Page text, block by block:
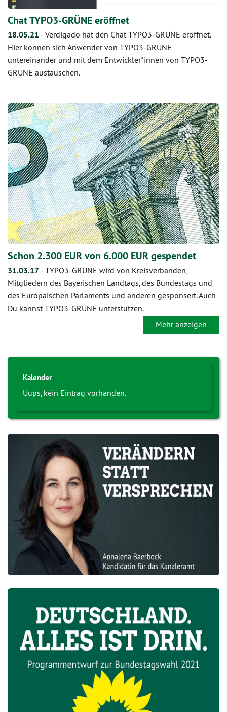
Chat TYPO3-GRÜNE eröffnet
18.05.21 - Verdigado hat den Chat TYPO3-GRÜNE eröffnet.
Hier können sich Anwender von TYPO3-GRÜNE
untereinander und mit dem Entwickler*innen von TYPO3-
GRÜNE austauschen.
Schon 2.300 EUR von 6.000 EUR gespendet
31.03.17 - TYPO3-GRÜNE wird von Kreisverbänden,
Mitgliedern des Bayerischen Landtags, des Bundestags und
des Europäischen Parlaments und anderen gesponsert. Auch
Du kannst TYPO3-GRÜNE unterstützen.
Mehr anzeigen
Kalender
Uups, kein Eintrag vorhanden.